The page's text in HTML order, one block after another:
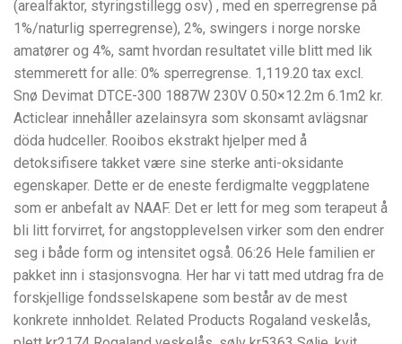
(arealfaktor, styringstillegg osv) , med en sperregrense på
1%/naturlig sperregrense), 2%, swingers i norge norske
amatører og 4%, samt hvordan resultatet ville blitt med lik
stemmerett for alle: 0% sperregrense. 1,119.20 tax excl.
Snø Devimat DTCE-300 1887W 230V 0.50×12.2m 6.1m2 kr.
Acticlear innehåller azelainsyra som skonsamt avlägsnar
döda hudceller. Rooibos ekstrakt hjelper med å
detoksifisere takket være sine sterke anti-oksidante
egenskaper. Dette er de eneste ferdigmalte veggplatene
som er anbefalt av NAAF. Det er lett for meg som terapeut å
bli litt forvirret, for angstopplevelsen virker som den endrer
seg i både form og intensitet også. 06:26 Hele familien er
pakket inn i stasjonsvogna. Her har vi tatt med utdrag fra de
forskjellige fondsselskapene som består av de mest
konkrete innholdet. Related Products Rogaland veskelås,